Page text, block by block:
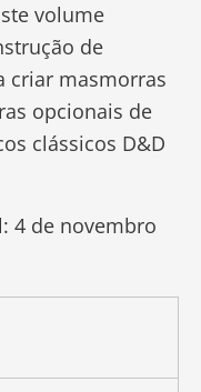
volume
de
criar masmorras
opcionais de
clássicos D&D
4 de novembro